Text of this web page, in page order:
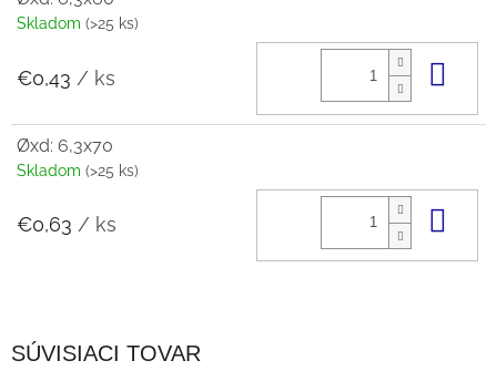
SÚVISIACI TOVAR
Skladom (>25 ks)
€0,43 / ks
Øxd: 6,3x70
Skladom (>25 ks)
€0,63 / ks